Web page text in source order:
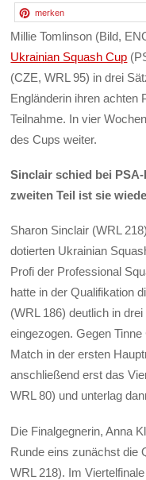
merken
Millie Tomlinson (Bild,
Ukrainian Squash Cup
(CZE, WRL 95) in drei
Engländerin ihren achten
Teilnahme. In vier
des Cups weiter.
Sinclair schied bei
zweiten Teil ist sie
Sharon Sinclair (WRL
dotierten Ukrainian
Profi der Professional
hatte in der Qualifikation
(WRL 186) deutlich in
eingezogen. Gegen
Match in der ersten
anschließend erst das
WRL 80) und unterlag
Die Finalgegnerin, Anna
Runde eins zunächst die
WRL 218). Im